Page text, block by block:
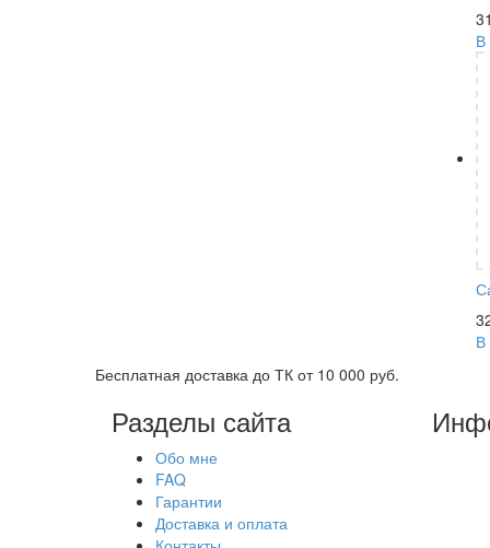
В
В
Бесплатная доставка до ТК от 10 000 руб.
Разделы сайта
Обо мне
FAQ
Гарантии
Доставка и оплата